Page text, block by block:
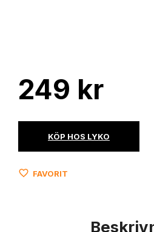
249 kr
KÖP HOS LYKO
FAVORIT